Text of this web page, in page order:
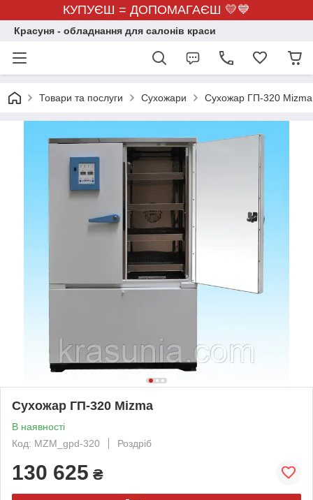
КУПУЄШ = ДОПОМАГАЄШ 💛💙
Красуня - обладнання для салонів краси
Товари та послуги Сухожари Сухожар ГП-320 Mizma
Сухожар ГП-320 Mizma
В наявності
Код: MZM_gpd-320
Роздріб
130 625 ₴